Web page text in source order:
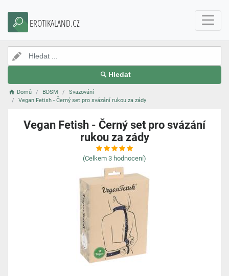
EROTIKALAND.CZ
Hledat
Domů BDSM
Svazování
Vegan Fetish - Černý set pro svázání rukou za zády
Vegan Fetish - Černý set pro svázání
rukou za zády
(Celkem 3 hodnocení)